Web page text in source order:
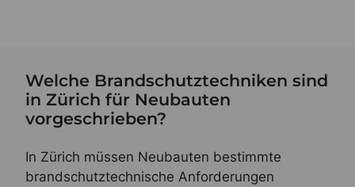
Welche Brandschutztechniken sind
in Zürich für Neubauten
vorgeschrieben?
In Zürich müssen Neubauten bestimmte
brandschutztechnische Anforderungen